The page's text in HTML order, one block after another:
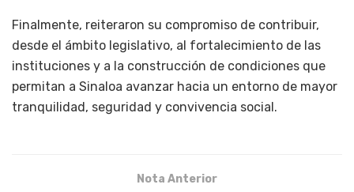
Finalmente, reiteraron su compromiso de contribuir,
desde el ámbito legislativo, al fortalecimiento de las
instituciones y a la construcción de condiciones que
permitan a Sinaloa avanzar hacia un entorno de mayor
tranquilidad, seguridad y convivencia social.
Nota Anterior